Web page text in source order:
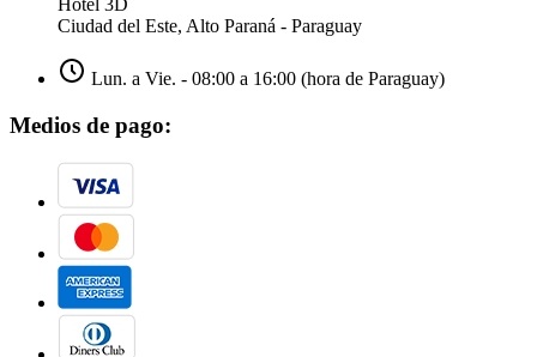
Hotel 3D
Ciudad del Este, Alto Paraná - Paraguay
Lun. a Vie. - 08:00 a 16:00 (hora de Paraguay)
Medios de pago: